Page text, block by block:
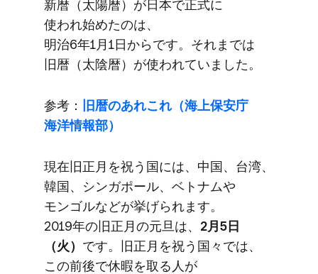
新暦​（太陽暦）が​日本で​正式に​
使われ始めたのは、​
明治6年1月1日からです。​それまでは​
旧暦​（太陰暦）が​使われていました。
参考：
旧暦の​あれこれ​（海上保安庁
海洋情報部）
現在旧正月を​祝う​国には、​中国、​台湾、​
韓国、​シンガポール、​ベトナムや​
モンゴルなどが​挙げられます。​
2019年の​旧正月の​元旦は、 ​2月5日​
（火） です。​旧正月を​祝う​国々では、​
この​前後で​休暇を​取る​人が​